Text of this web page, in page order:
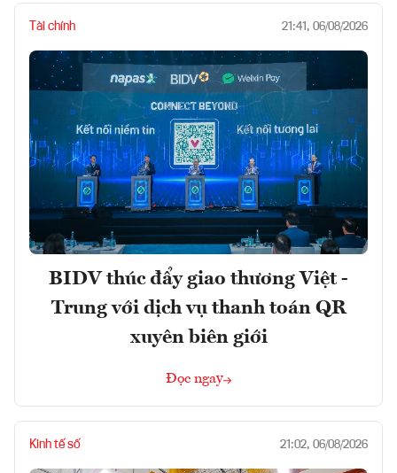
Tài chính 21:41, 06/08/2026
BIDV thúc đẩy giao thương Việt -
Trung với dịch vụ thanh toán QR
xuyên biên giới
Đọc ngay
Kinh tế số 21:02, 06/08/2026